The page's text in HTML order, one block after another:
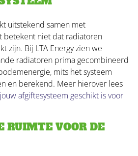
uitstekend samen met
betekent niet dat radiatoren
zijn. Bij LTA Energy zien we
radiatoren prima gecombineerd
mits het systeem
en berekend. Meer hierover lees
afgiftesysteem geschikt is voor
RUIMTE VOOR DE